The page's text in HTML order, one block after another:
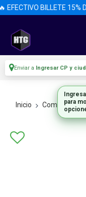
EFECTIVO BILLETE 15%
Enviar a Ingresar CP y
Inicio
para